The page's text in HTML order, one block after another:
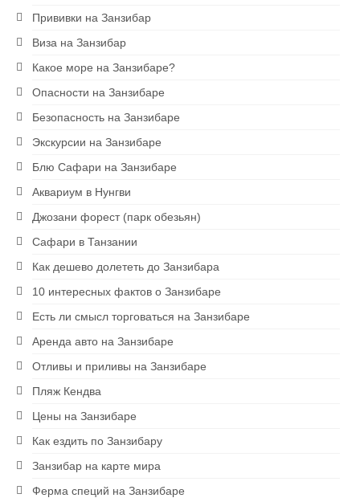
1 USD = 2400 TZS
Прививки на Занзибар
Виза на Занзибар
Какое море на Занзибаре?
Опасности на Занзибаре
Безопасность на Занзибаре
Экскурсии на Занзибаре
Блю Сафари на Занзибаре
Аквариум в Нунгви
Джозани форест (парк обезьян)
Сафари в Танзании
Как дешево долететь до Занзибара
10 интересных фактов о Занзибаре
Есть ли смысл торговаться на Занзибаре
Аренда авто на Занзибаре
Отливы и приливы на Занзибаре
Пляж Кендва
Цены на Занзибаре
Как ездить по Занзибару
Занзибар на карте мира
Ферма специй на Занзибаре